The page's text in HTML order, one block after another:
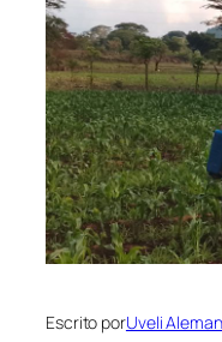
Escrito porUveli Aleman